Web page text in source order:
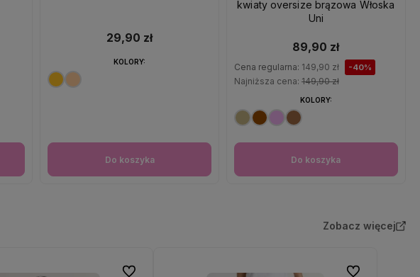
29,90 zł
Do koszyka
KOLORY:
kwiaty oversize brązowa Włoska
Uni
89,90 zł
Cena regularna: 149,90 zł -40%
Najniższa cena: 149,90 zł
Do koszyka
KOLORY:
Zobacz więcej
Do ulubionych Do ulubionych